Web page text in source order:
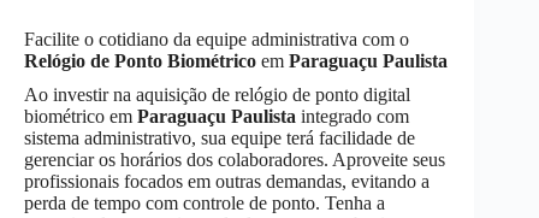
Facilite o cotidiano da equipe administrativa com o
Relógio de Ponto Biométrico em Paraguaçu Paulista
Ao investir na aquisição de relógio de ponto digital
biométrico em Paraguaçu Paulista integrado com
sistema administrativo, sua equipe terá facilidade de
gerenciar os horários dos colaboradores. Aproveite seus
profissionais focados em outras demandas, evitando a
perda de tempo com controle de ponto. Tenha a